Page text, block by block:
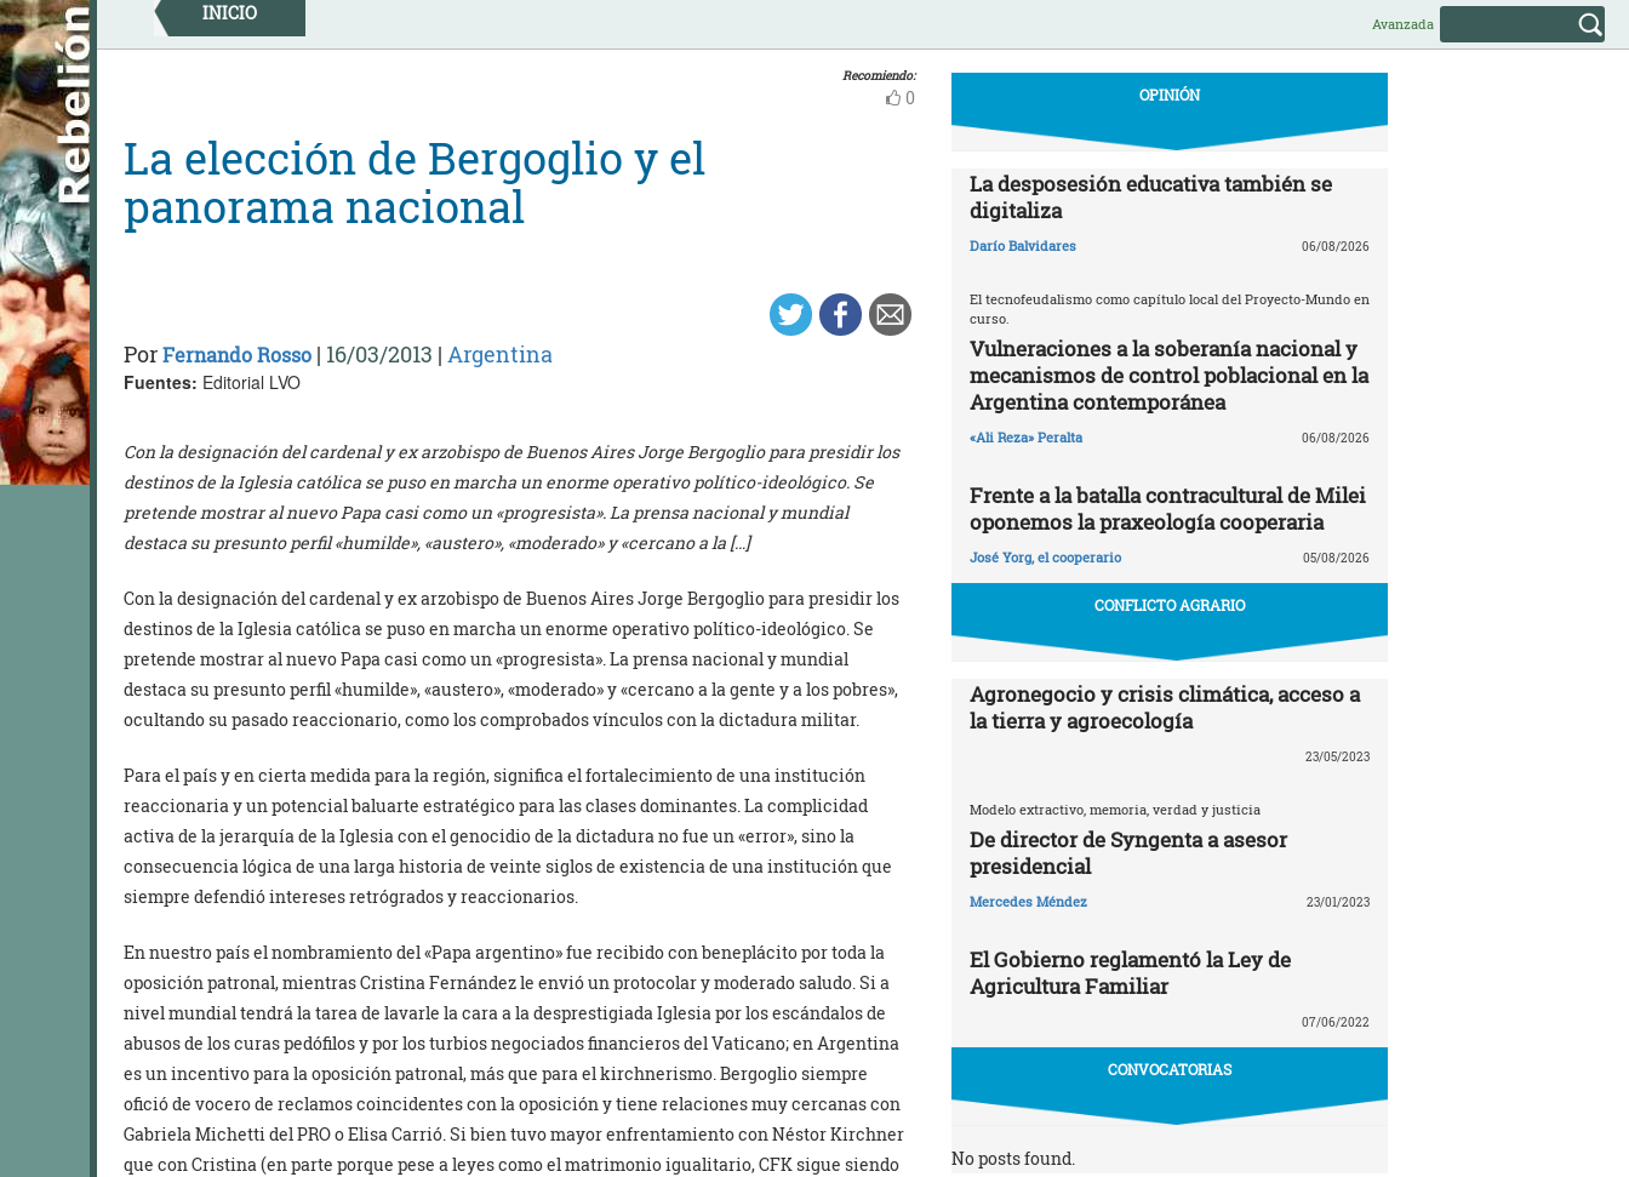
Skip
to
content
INICIO Avanzada
Recomiendo:
0
La elección de Bergoglio y el
panorama nacional
PorFernando Rosso | 16/03/2013 | Argentina
Fuentes: Editorial LVO
Con la designación del cardenal y ex arzobispo de Buenos Aires Jorge Bergoglio para presidir los
destinos de la Iglesia católica se puso en marcha un enorme operativo político-ideológico. Se
pretende mostrar al nuevo Papa casi como un «progresista». La prensa nacional y mundial
destaca su presunto perfil «humilde», «austero», «moderado» y «cercano a la […]
Con la designación del cardenal y ex arzobispo de Buenos Aires Jorge Bergoglio para presidir los
destinos de la Iglesia católica se puso en marcha un enorme operativo político-ideológico. Se
pretende mostrar al nuevo Papa casi como un «progresista». La prensa nacional y mundial
destaca su presunto perfil «humilde», «austero», «moderado» y «cercano a la gente y a los pobres»,
ocultando su pasado reaccionario, como los comprobados vínculos con la dictadura militar.
Para el país y en cierta medida para la región, significa el fortalecimiento de una institución
reaccionaria y un potencial baluarte estratégico para las clases dominantes. La complicidad
activa de la jerarquía de la Iglesia con el genocidio de la dictadura no fue un «error», sino la
consecuencia lógica de una larga historia de veinte siglos de existencia de una institución que
siempre defendió intereses retrógrados y reaccionarios.
En nuestro país el nombramiento del «Papa argentino» fue recibido con beneplácito por toda la
oposición patronal, mientras Cristina Fernández le envió un protocolar y moderado saludo. Si a
nivel mundial tendrá la tarea de lavarle la cara a la desprestigiada Iglesia por los escándalos de
abusos de los curas pedófilos y por los turbios negociados financieros del Vaticano; en Argentina
es un incentivo para la oposición patronal, más que para el kirchnerismo. Bergoglio siempre
ofició de vocero de reclamos coincidentes con la oposición y tiene relaciones muy cercanas con
Gabriela Michetti del PRO o Elisa Carrió. Si bien tuvo mayor enfrentamiento con Néstor Kirchner
que con Cristina (en parte porque pese a leyes como el matrimonio igualitario, CFK sigue siendo
OPINIÓN
La desposesión educativa también se
digitaliza
Darío Balvidares 06/08/2026
El tecnofeudalismo como capítulo local del Proyecto-Mundo en
curso.
Vulneraciones a la soberanía nacional y
mecanismos de control poblacional en la
Argentina contemporánea
«Ali Reza» Peralta 06/08/2026
Frente a la batalla contracultural de Milei
oponemos la praxeología cooperaria
José Yorg, el cooperario 05/08/2026
CONFLICTO AGRARIO
Agronegocio y crisis climática, acceso a
la tierra y agroecología
23/05/2023
Modelo extractivo, memoria, verdad y justicia
De director de Syngenta a asesor
presidencial
Mercedes Méndez 23/01/2023
El Gobierno reglamentó la Ley de
Agricultura Familiar
07/06/2022
CONVOCATORIAS
No posts found.